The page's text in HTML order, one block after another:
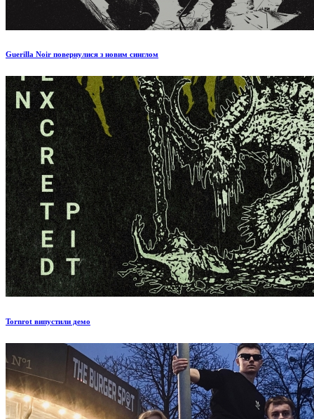
Guerilla Noir повернулися з новим синглом
Tornrot випустили демо